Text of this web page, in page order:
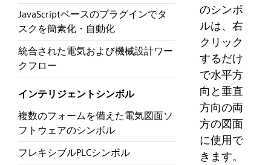
JavaScriptベースのプラグインでタ
スクを簡素化・自動化
統合された電気および機械設計ワー
クフロー
インテリジェントシンボル
複数のフォームを備えた電気図面ソ
フトウェアのシンボル
フレキシブルPLCシンボル
のシンボ
ルは、右
クリック
するだけ
で水平方
向と垂直
方向の両
方の図面
に使用で
きます。